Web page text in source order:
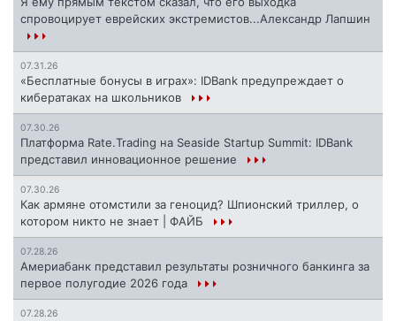
спровоцирует еврейских экстремистов...Александр Лапшин
07.31.26
«Бесплатные бонусы в играх»: IDBank предупреждает о
кибератаках на школьников
07.30.26
Платформа Rate.Trading на Seaside Startup Summit: IDBank
представил инновационное решение
07.30.26
Как армяне отомстили за геноцид? Шпионский триллер, о
котором никто не знает | ФАЙБ
07.28.26
Америабанк представил результаты розничного банкинга за
первое полугодие 2026 года
07.28.26